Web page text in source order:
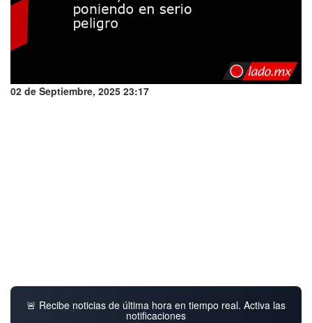
02 de Septiembre, 2025 23:17
🚨 Recibe noticias de última hora en tiempo real. Activa las
notificaciones